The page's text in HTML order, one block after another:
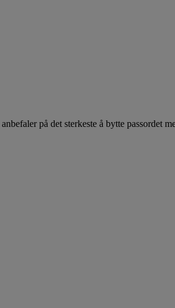
på det sterkeste å bytte passordet